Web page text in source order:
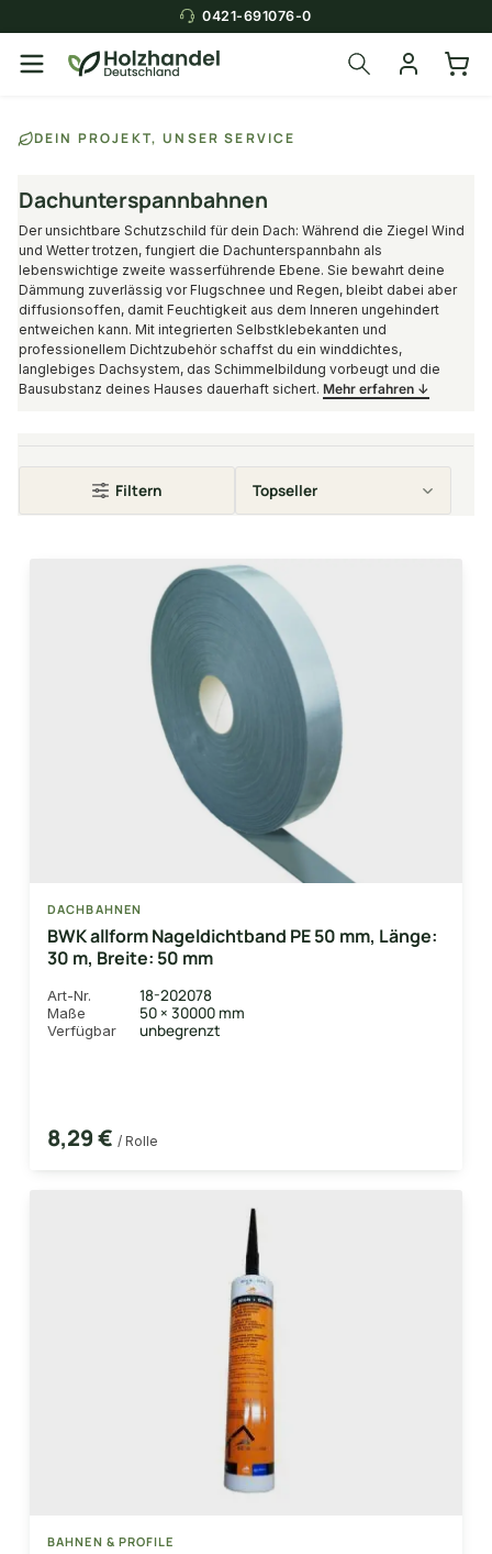
0421-691076-0
DEIN PROJEKT, UNSER SERVICE
Dachunterspannbahnen
Der unsichtbare Schutzschild für dein Dach: Während die Ziegel Wind
und Wetter trotzen, fungiert die Dachunterspannbahn als
lebenswichtige zweite wasserführende Ebene. Sie bewahrt deine
Dämmung zuverlässig vor Flugschnee und Regen, bleibt dabei aber
diffusionsoffen, damit Feuchtigkeit aus dem Inneren ungehindert
entweichen kann. Mit integrierten Selbstklebekanten und
professionellem Dichtzubehör schaffst du ein winddichtes,
langlebiges Dachsystem, das Schimmelbildung vorbeugt und die
Bausubstanz deines Hauses dauerhaft sichert. Mehr erfahren ↓
Filtern
DACHBAHNEN
BWK allform Nageldichtband PE 50 mm, Länge:
30 m, Breite: 50 mm
Art-Nr. 18-202078
Maße 50 × 30000 mm
Verfügbar unbegrenzt
8,29 € / Rolle
BAHNEN & PROFILE